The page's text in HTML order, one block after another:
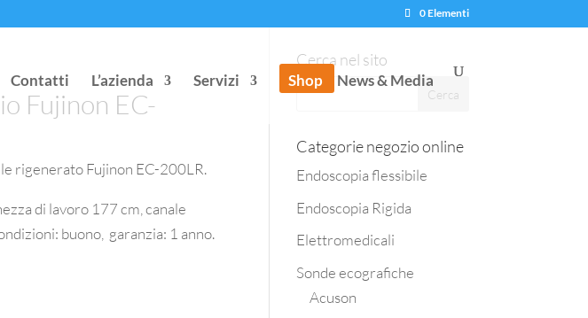
0 Elementi
Contatti L’azienda Servizi Shop News & Media
Fujinon EC-
rigenerato Fujinon EC-200LR.
di lavoro 177 cm, canale
buono, garanzia: 1 anno.
Cerca nel sito
Categorie negozio online
Endoscopia flessibile
Endoscopia Rigida
Elettromedicali
Sonde ecografiche
Acuson